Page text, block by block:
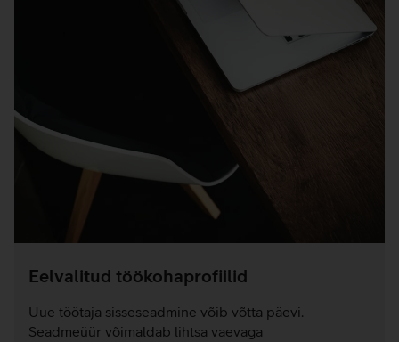
Eelvalitud töökohaprofiilid
Uue töötaja sisseseadmine võib võtta päevi.
Seadmeüür võimaldab lihtsa vaevaga